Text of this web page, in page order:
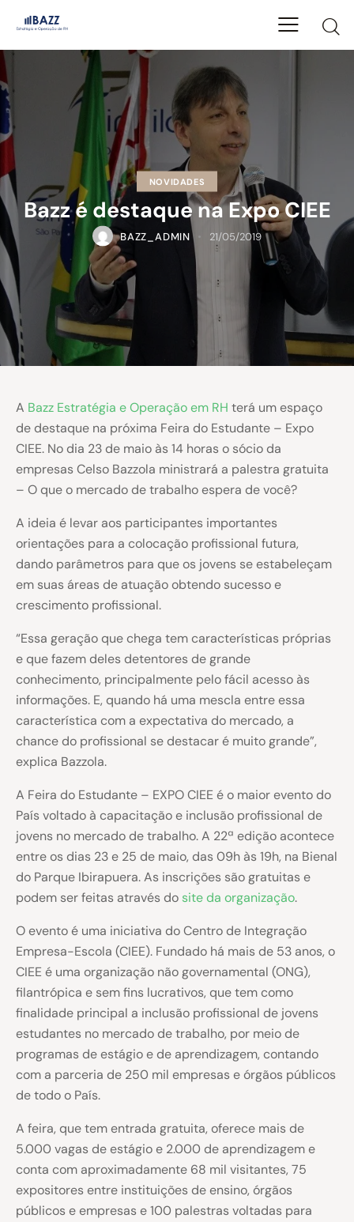
NOVIDADES
Bazz é destaque na Expo CIEE
BAZZ_ADMIN 21/05/2019
A Bazz Estratégia e Operação em RH terá um espaço
de destaque na próxima Feira do Estudante – Expo
CIEE. No dia 23 de maio às 14 horas o sócio da
empresas Celso Bazzola ministrará a palestra gratuita
– O que o mercado de trabalho espera de você?
A ideia é levar aos participantes importantes
orientações para a colocação profissional futura,
dando parâmetros para que os jovens se estabeleçam
em suas áreas de atuação obtendo sucesso e
crescimento profissional.
“Essa geração que chega tem características próprias
e que fazem deles detentores de grande
conhecimento, principalmente pelo fácil acesso às
informações. E, quando há uma mescla entre essa
característica com a expectativa do mercado, a
chance do profissional se destacar é muito grande”,
explica Bazzola.
A Feira do Estudante – EXPO CIEE é o maior evento do
País voltado à capacitação e inclusão profissional de
jovens no mercado de trabalho. A 22ª edição acontece
entre os dias 23 e 25 de maio, das 09h às 19h, na Bienal
do Parque Ibirapuera. As inscrições são gratuitas e
podem ser feitas através do site da organização.
O evento é uma iniciativa do Centro de Integração
Empresa-Escola (CIEE). Fundado há mais de 53 anos, o
CIEE é uma organização não governamental (ONG),
filantrópica e sem fins lucrativos, que tem como
finalidade principal a inclusão profissional de jovens
estudantes no mercado de trabalho, por meio de
programas de estágio e de aprendizagem, contando
com a parceria de 250 mil empresas e órgãos públicos
de todo o País.
A feira, que tem entrada gratuita, oferece mais de
5.000 vagas de estágio e 2.000 de aprendizagem e
conta com aproximadamente 68 mil visitantes, 75
expositores entre instituições de ensino, órgãos
públicos e empresas e 100 palestras voltadas para